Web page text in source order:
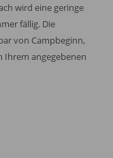
wird eine geringe
fällig. Die
von Campbeginn,
Ihrem angegebenen